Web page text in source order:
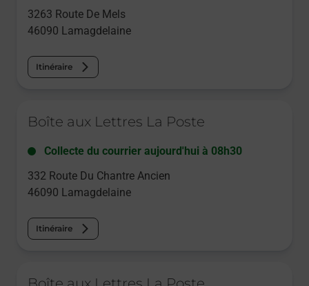
3263 Route De Mels
46090 Lamagdelaine
Itinéraire
Boîte aux Lettres La Poste
Collecte du courrier aujourd'hui à 08h30
332 Route Du Chantre Ancien
46090 Lamagdelaine
Itinéraire